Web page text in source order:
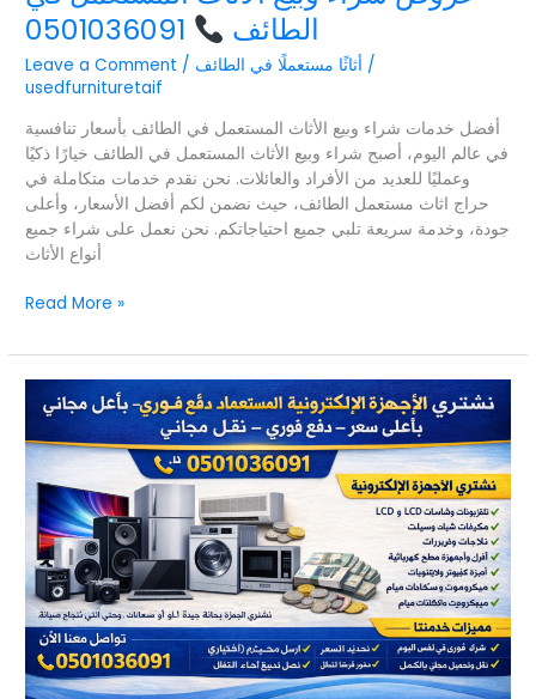
الطائف
Leave a Comment / أثاثًا مستعملًا في الطائف /
usedfurnituretaif
أفضل خدمات شراء وبيع الأثاث المستعمل في الطائف بأسعار تنافسية
في عالم اليوم، أصبح شراء وبيع الأثاث المستعمل في الطائف خيارًا ذكيًا
وعمليًا للعديد من الأفراد والعائلات. نحن نقدم خدمات متكاملة في
حراج اثاث مستعمل الطائف، حيث نضمن لكم أفضل الأسعار، وأعلى
جودة، وخدمة سريعة تلبي جميع احتياجاتكم. نحن نعمل على شراء جميع
أنواع الأثاث
Read More »
أجهزة
إلكترونية
مستعملة
0501036091